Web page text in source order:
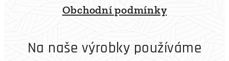
Obchodní podmínky
Na naše výrobky používáme